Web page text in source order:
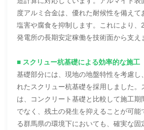
度アルミ合金は、優れた耐候性を備えて
塩害や腐食を抑制します。これにより、
発電所の長期安定稼働を技術面から支え
■ スクリュー杭基礎による効率的な施工
基礎部分には、現地の地盤特性を考慮し
れたスクリュー杭基礎を採用しました。
は、コンクリート基礎と比較して施工期
でなく、残土の発生を抑えることが可能
る群馬県の環境下においても、確実な固